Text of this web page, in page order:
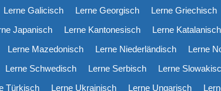
Lerne Galicisch Lerne Georgisch Lerne Griechisch
Japanisch Lerne Kantonesisch Lerne Katalanisch
Lerne Mazedonisch Lerne Niederländisch Lerne
Lerne Schwedisch Lerne Serbisch Lerne
Türkisch Lerne Ukrainisch Lerne Ungarisch